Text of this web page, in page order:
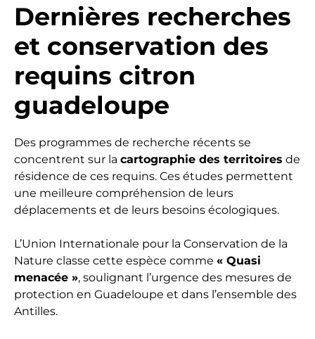
Dernières recherches
et conservation des
requins citron
guadeloupe
Des programmes de recherche récents se
concentrent sur la cartographie des territoires de
résidence de ces requins. Ces études permettent
une meilleure compréhension de leurs
déplacements et de leurs besoins écologiques.
L’Union Internationale pour la Conservation de la
Nature classe cette espèce comme « Quasi
menacée », soulignant l’urgence des mesures de
protection en Guadeloupe et dans l’ensemble des
Antilles.